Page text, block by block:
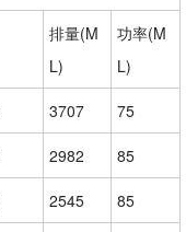
排量(M
L)
功率(M
L)
3707 75
2982 85
2545 85